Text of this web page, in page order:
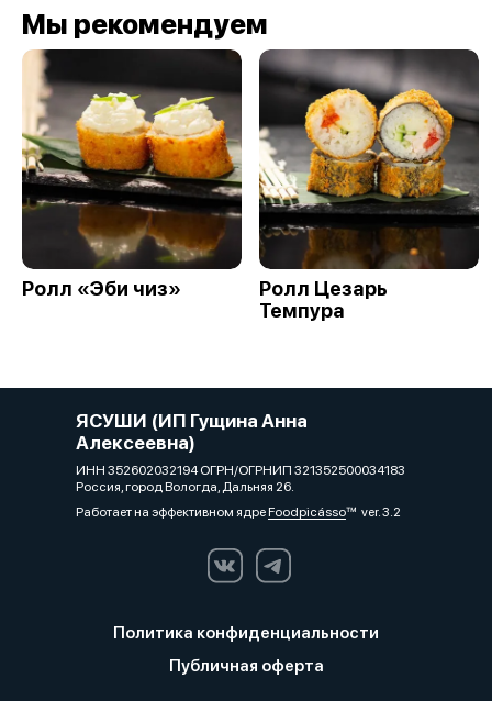
Мы рекомендуем
Ролл «Эби чиз»
Ролл Цезарь
Темпура
ЯСУШИ (ИП Гущина Анна
Алексеевна)
ИНН 352602032194 ОГРН/ОГРНИП 321352500034183
Россия, город Вологда, Дальняя 26.
Работает на эффективном ядреFoodpicássover. 3.2
Политика конфиденциальности
Публичная оферта